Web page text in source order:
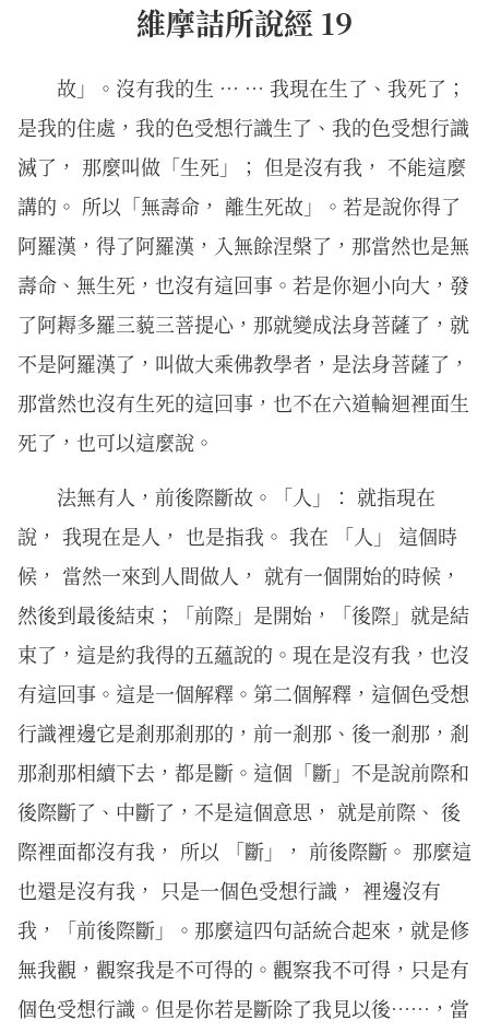
維摩詰所說經 19
故」。沒有我的生 … … 我現在生了、我死了；
是我的住處，我的色受想行識生了、我的色受想行識
滅了， 那麼叫做「生死」； 但是沒有我， 不能這麼
講的。 所以「無壽命， 離生死故」。若是說你得了
阿羅漢，得了阿羅漢，入無餘涅槃了，那當然也是無
壽命、無生死，也沒有這回事。若是你迴小向大，發
了阿耨多羅三藐三菩提心，那就變成法身菩薩了，就
不是阿羅漢了，叫做大乘佛教學者，是法身菩薩了，
那當然也沒有生死的這回事，也不在六道輪迴裡面生
死了，也可以這麼說。
法無有人，前後際斷故。「人」： 就指現在
說， 我現在是人， 也是指我。 我在 「人」 這個時
候， 當然一來到人間做人， 就有一個開始的時候，
然後到最後結束；「前際」是開始，「後際」就是結
束了，這是約我得的五蘊說的。現在是沒有我，也沒
有這回事。這是一個解釋。第二個解釋，這個色受想
行識裡邊它是剎那剎那的，前一剎那、後一剎那，剎
那剎那相續下去，都是斷。這個「斷」不是說前際和
後際斷了、中斷了，不是這個意思， 就是前際、 後
際裡面都沒有我， 所以 「斷」， 前後際斷。 那麼這
也還是沒有我， 只是一個色受想行識， 裡邊沒有
我，「前後際斷」。那麼這四句話統合起來，就是修
無我觀，觀察我是不可得的。觀察我不可得，只是有
個色受想行識。但是你若是斷除了我見以後……，當